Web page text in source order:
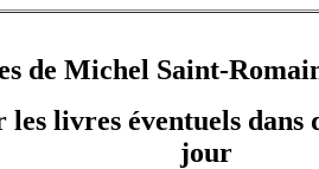
de Michel Saint-
livres éventuels dans
jour